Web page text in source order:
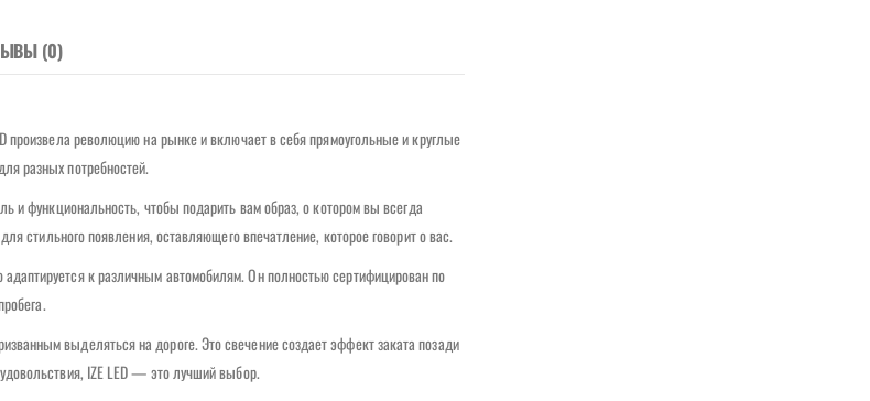
(0)
революцию на рынке и включает в себя прямоугольные и круглые
разных потребностей.
и функциональность, чтобы подарить вам образ, о котором вы всегда
стильного появления, оставляющего впечатление, которое говорит о вас.
к различным автомобилям. Он полностью сертифицирован по
выделяться на дороге. Это свечение создает эффект заката позади
IZE LED — это лучший выбор.